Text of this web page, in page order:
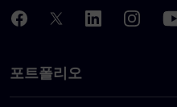
포트폴리오